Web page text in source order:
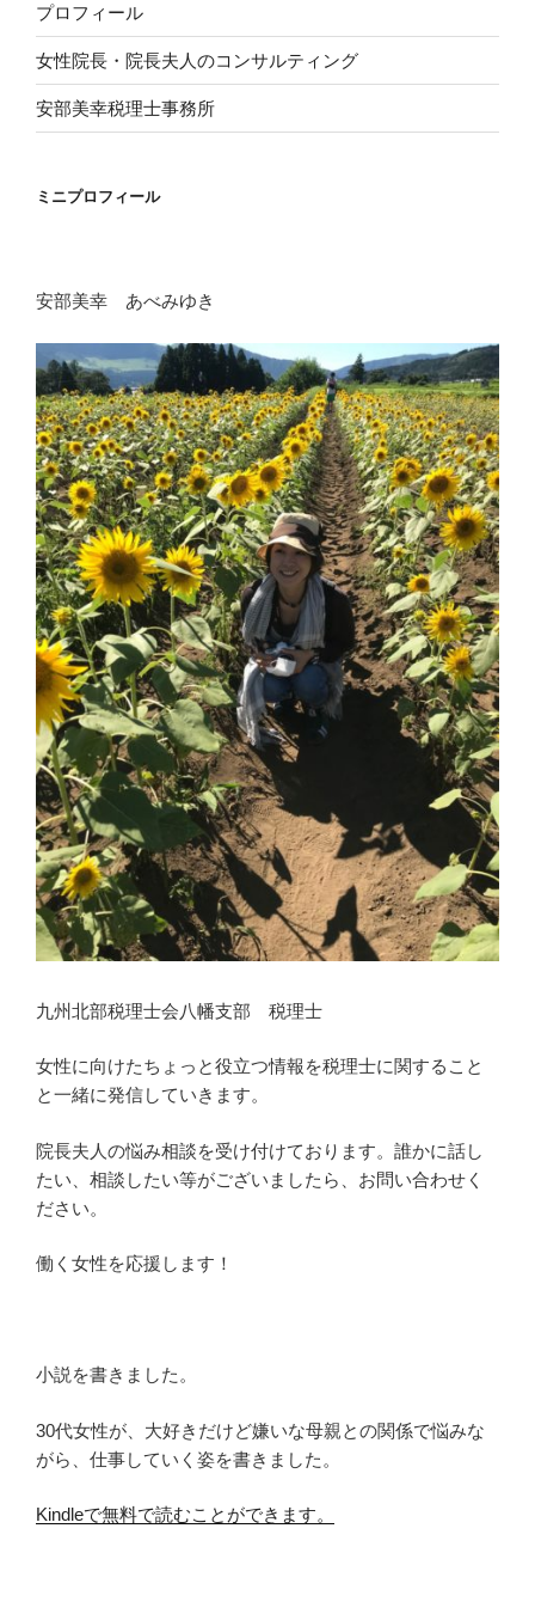
プロフィール
女性院長・院長夫人のコンサルティング
安部美幸税理士事務所
ミニプロフィール
安部美幸 あべみゆき
九州北部税理士会八幡支部 税理士
女性に向けたちょっと役立つ情報を税理士に関すること
と一緒に発信していきます。
院長夫人の悩み相談を受け付けております。誰かに話し
たい、相談したい等がございましたら、お問い合わせく
ださい。
働く女性を応援します！
小説を書きました。
30代女性が、大好きだけど嫌いな母親との関係で悩みな
がら、仕事していく姿を書きました。
Kindleで無料で読むことができます。